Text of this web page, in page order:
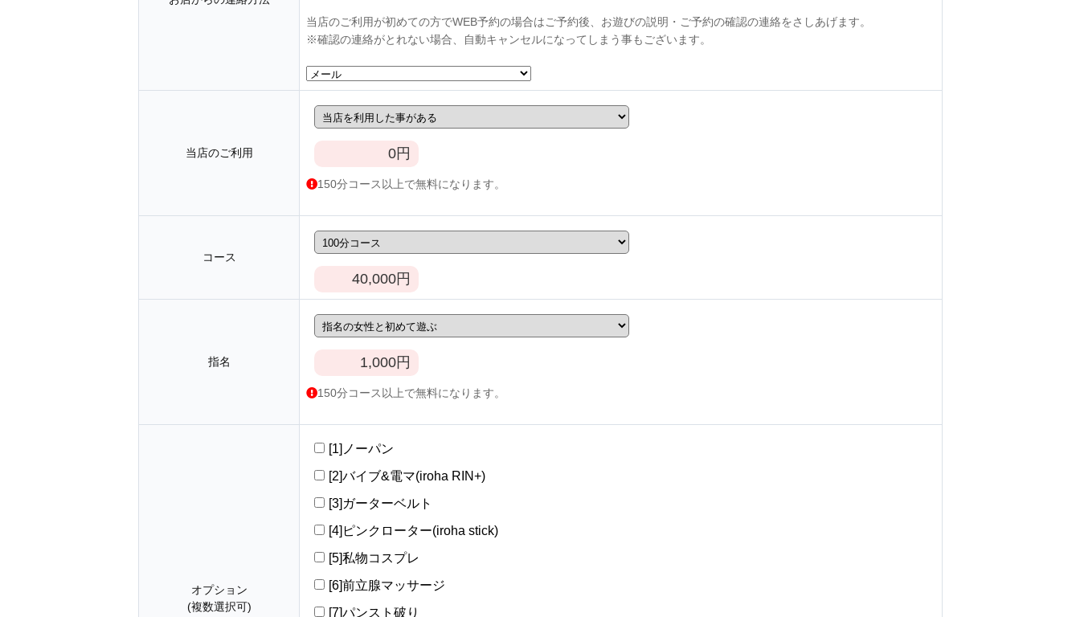
当店のご利用が初めての方でWEB予約の場合はご予約後、お遊びの説明・ご予約の確認の連絡をさしあげます。
※確認の連絡がとれない場合、自動キャンセルになってしまう事もございます。
当店のご利用 0円
150分コース以上で無料になります。
コース
40,000円
指名 1,000円
150分コース以上で無料になります。
オプション
(複数選択可)
[1]ノーパン
[2]バイブ&電マ(iroha RIN+)
[3]ガーターベルト
[4]ピンクローター(iroha stick)
[5]私物コスプレ
[6]前立腺マッサージ
[7]パンスト破り